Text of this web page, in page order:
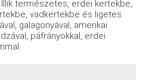
természetes, erdei kertekbe,
vadkertekbe és ligetes
galagonyával, amerikai
páfrányokkal, erdei